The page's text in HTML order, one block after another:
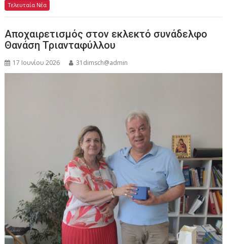
Τελευταία Νέα
Αποχαιρετισμός στον εκλεκτό συνάδελφο
Θανάση Τριανταφύλλου
17 Ιουνίου 2026 31dimsch@admin